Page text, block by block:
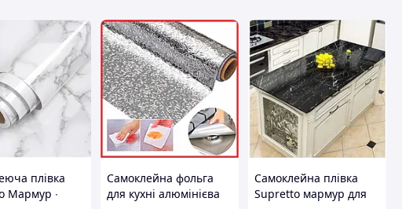
плівка
Мармур ∙
Самоклейна фольга
для кухні алюмінієва
Самоклейна плівка
Supretto мармур для